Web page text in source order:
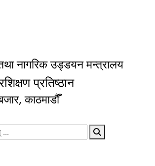
नागरिक उड्डयन मन्त्रालय
प्रतिष्ठान
काठमाडौँ